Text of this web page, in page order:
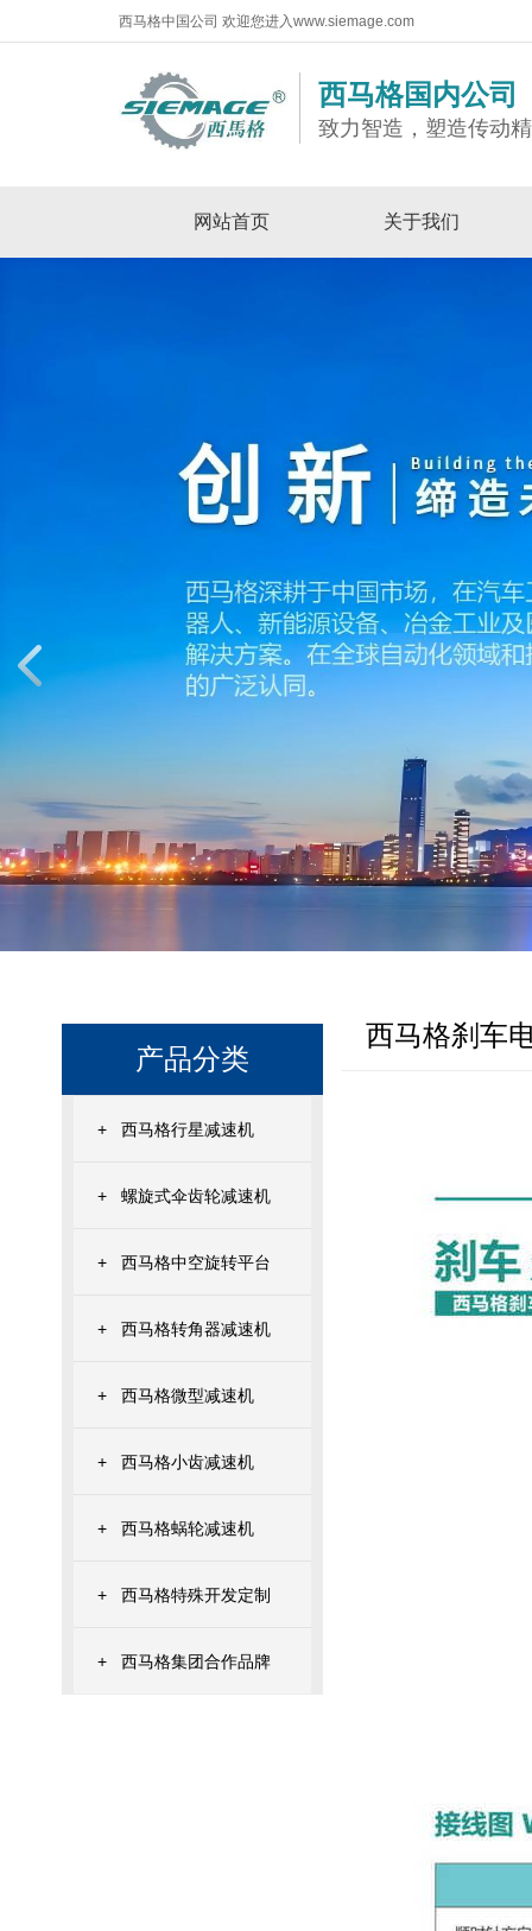
西马格中国公司 欢迎您进入www.siemage.com
西马格国内公司
致力智造，塑造传动
网站首页 关于我们
产品分类
+ 西马格行星减速机
+ 螺旋式伞齿轮减速机
+ 西马格中空旋转平台
+ 西马格转角器减速机
+ 西马格微型减速机
+ 西马格小齿减速机
+ 西马格蜗轮减速机
+ 西马格特殊开发定制
+ 西马格集团合作品牌
西马格刹车